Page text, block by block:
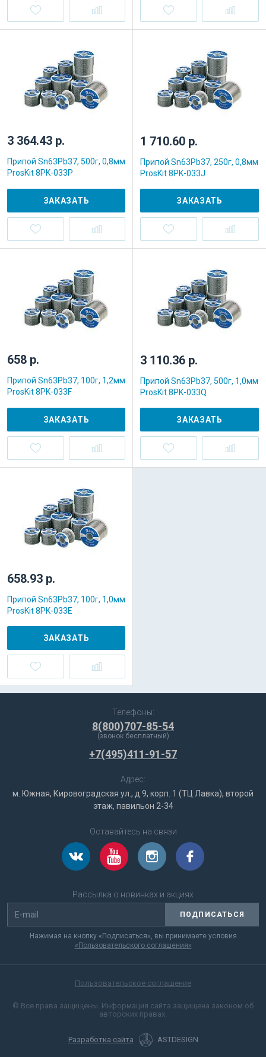
3 364.43 р.
Припой Sn63Pb37, 500г, 0,8мм
ProsKit 8PK-033P
ЗАКАЗАТЬ
1 710.60 р.
Припой Sn63Pb37, 250г, 0,8мм
ProsKit 8PK-033J
ЗАКАЗАТЬ
658 р.
Припой Sn63Pb37, 100г, 1,2мм
ProsKit 8PK-033F
ЗАКАЗАТЬ
3 110.36 р.
Припой Sn63Pb37, 500г, 1,0мм
ProsKit 8PK-033Q
ЗАКАЗАТЬ
658.93 р.
Припой Sn63Pb37, 100г, 1,0мм
ProsKit 8PK-033E
ЗАКАЗАТЬ
Телефоны:
8(800)707-85-54
(звонок бесплатный)
+7(495)411-91-57
Адрес:
м. Южная, Кировоградская ул., д 9, корп. 1 (ТЦ Лавка), второй
этаж, павильон 2-34
Оставайтесь на связи
Рассылка о новинках и акциях
ПОДПИСАТЬСЯ
Нажимая на кнопку «Подписаться», вы принимаете условия
«Пользовательского соглашения»
Пользовательское соглашение
© Все права защищены. Информация сайта защищена законом об
авторских правах.
Разработка сайта ASTDESIGN